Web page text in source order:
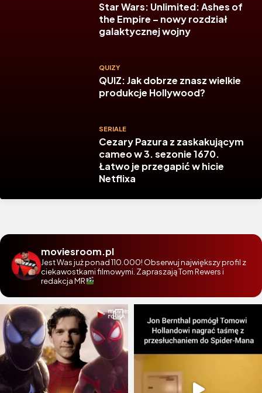
Star Wars: Unlimited: Ashes of
the Empire – nowy rozdział
galaktycznej wojny
QUIZY
QUIZ: Jak dobrze znasz wielkie
produkcje Hollywood?
SERIALE
Cezary Pazura z zaskakującym
cameo w 3. sezonie 1670.
Łatwo je przegapić w hicie
Netflixa
moviesroom.pl
Jest Was już ponad 110.000! Obserwuj największy profil z
ciekawostkami filmowymi. Zapraszają Tom Rewers i
redakcja MR